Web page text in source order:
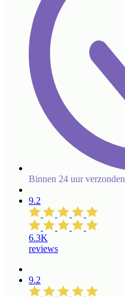
Binnen 24 uur verzonden
9.2
6.3K
reviews
9.2